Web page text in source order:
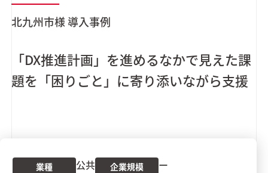
北九州市様導入事例
「DX推進計画」を進めるなかで見えた課
題を「困りごと」に寄り添いながら支援
業種 公共 企業規模 ー